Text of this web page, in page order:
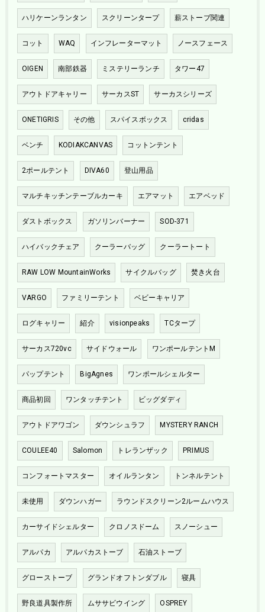
ハリケーンランタン スクリーンタープ 薪ストーブ関連
コット WAQ インフレーターマット ノースフェース
OIGEN 南部鉄器 ミステリーランチ タワー47
アウトドアキャリー サーカスST サーカスシリーズ
ONETIGRIS その他 スパイスボックス cridas
ベンチ KODIAKCANVAS コットンテント
2ポールテント DIVA60 登山用品
マルチキッチンテーブルカーキ エアマット エアベッド
ダストボックス ガソリンバーナー SOD-371
ハイバックチェア クーラーバッグ クーラートート
RAW LOW MountainWorks サイクルバッグ 焚き火台
VARGO ファミリーテント ベビーキャリア
ログキャリー 紹介 visionpeaks TCタープ
サーカス720vc サイドウォール ワンポールテントM
パップテント BigAgnes ワンポールシェルター
商品初回 ワンタッチテント ビッグダディ
アウトドアワゴン ダウンシュラフ MYSTERY RANCH
COULEE40 Salomon トレランザック PRIMUS
コンフォートマスター オイルランタン トンネルテント
未使用 ダウンハガー ラウンドスクリーン2ルームハウス
カーサイドシェルター クロノスドーム スノーシュー
アルパカ アルパカストーブ 石油ストーブ
グローストーブ グランドオフトンダブル 寝具
野良道具製作所 ムササビウイング OSPREY